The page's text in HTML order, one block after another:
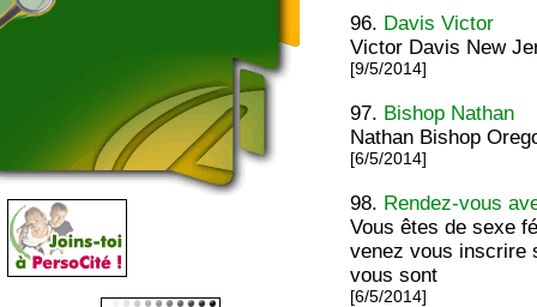
96. Davis Victor
Victor Davis New
[9/5/2014]
97. Bishop Nathan
Nathan Bishop
[6/5/2014]
98. Rendez-vous
Vous êtes de sexe
venez vous inscrire
vous sont
[6/5/2014]